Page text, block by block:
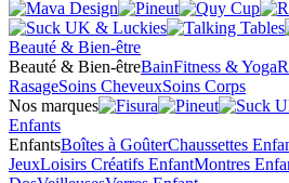
Beauté & Bien-être
Beauté & Bien-êtreBainFitness & Yoga
RasageSoins CheveuxSoins Corps
Nos marques
Enfants
EnfantsBoîtes à GoûterChaussettes
JeuxLoisirs Créatifs EnfantMontres